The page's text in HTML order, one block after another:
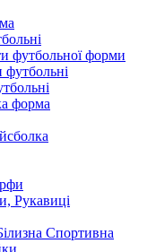
футбольної форми
форма
Рукавиці
Спортивна